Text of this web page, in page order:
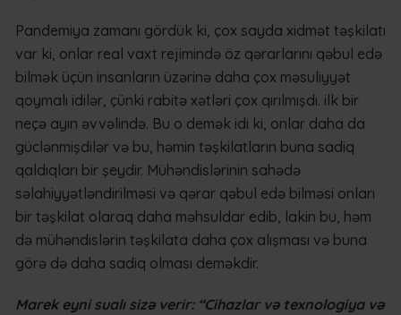
Pandemiya zamanı gördük ki, çox sayda xidmət təşkilatı
var ki, onlar real vaxt rejimində öz qərarlarını qəbul edə
bilmək üçün insanların üzərinə daha çox məsuliyyət
qoymalı idilər, çünki rabitə xətləri çox qırılmışdı. ilk bir
neçə ayın əvvəlində. Bu o demək idi ki, onlar daha da
güclənmişdilər və bu, həmin təşkilatların buna sadiq
qaldıqları bir şeydir. Mühəndislərinin sahədə
səlahiyyətləndirilməsi və qərar qəbul edə bilməsi onları
bir təşkilat olaraq daha məhsuldar edib, lakin bu, həm
də mühəndislərin təşkilata daha çox alışması və buna
görə də daha sadiq olması deməkdir.
Marek eyni sualı sizə verir: “Cihazlar və texnologiya və